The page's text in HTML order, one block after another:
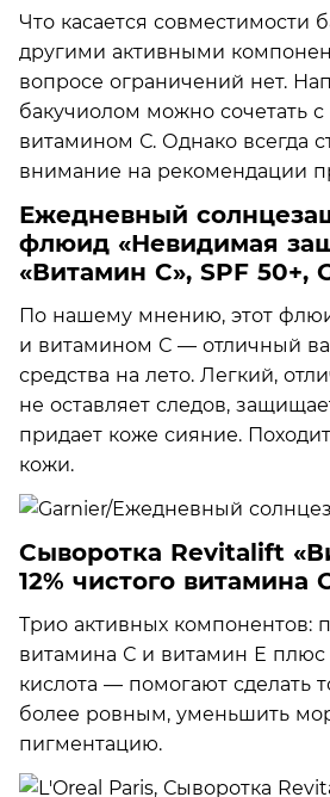
Что касается совместимости
другими активными
вопросе ограничений нет.
бакучиолом можно сочетать
витамином С. Однако всегда
внимание на рекомендации
Ежедневный
флюид «Невидимая
«Витамин С», SPF 50+,
По нашему мнению, этот
и витамином С — отличный
средства на лето. Легкий,
не оставляет следов,
придает коже сияние.
кожи.
Сыворотка Revitalift
12% чистого витамина
Трио активных компонентов:
витамина С и витамин Е плюс
кислота — помогают сделать
более ровным, уменьшить
пигментацию.